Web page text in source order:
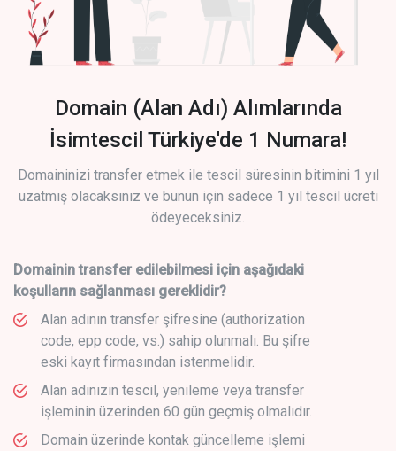
Domain (Alan Adı) Alımlarında
İsimtescil Türkiye'de 1 Numara!
Domaininizi transfer etmek ile tescil süresinin bitimini 1 yıl
uzatmış olacaksınız ve bunun için sadece 1 yıl tescil ücreti
ödeyeceksiniz.
Domainin transfer edilebilmesi için aşağıdaki
koşulların sağlanması gereklidir?
Alan adının transfer şifresine (authorization
code, epp code, vs.) sahip olunmalı. Bu şifre
eski kayıt firmasından istenmelidir.
Alan adınızın tescil, yenileme veya transfer
işleminin üzerinden 60 gün geçmiş olmalıdır.
Domain üzerinde kontak güncelleme işlemi